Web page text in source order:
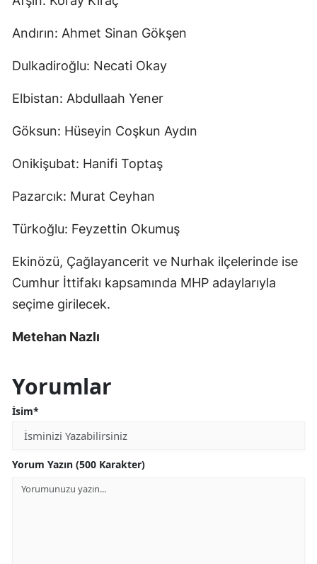
Andırın: Ahmet Sinan Gökşen
Dulkadiroğlu: Necati Okay
Elbistan: Abdullaah Yener
Göksun: Hüseyin Coşkun Aydın
Onikişubat: Hanifi Toptaş
Pazarcık: Murat Ceyhan
Türkoğlu: Feyzettin Okumuş
Ekinözü, Çağlayancerit ve Nurhak ilçelerinde ise
Cumhur İttifakı kapsamında MHP adaylarıyla
seçime girilecek.
Metehan Nazlı
Yorumlar
İsim*
Yorum Yazın (500 Karakter)